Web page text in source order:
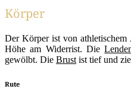
Körper
Der Kör­per ist von ath­le­ti­schem
Höhe am Wider­rist. Die
gewölbt. Die Brust ist tief und
Rute